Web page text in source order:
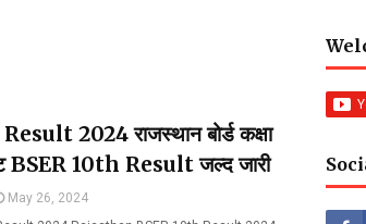
2024 राजस्थान बोर्ड कक्षा
BSER 10th Result जल्द जारी
May 26, 2024